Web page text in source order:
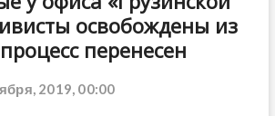
освобождены из
перенесен
2019, 00:00